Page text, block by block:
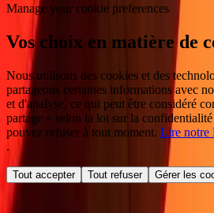
Manage your cookie preferences
Vos choix en matière de
Nous utilisons des cookies et des
partageons certaines informations avec
et d'analyse, ce qui peut être considéré
partage » selon la loi sur la
pouvez refuser à tout moment. Lire notre
.
Tout accepter Tout refuser Gérer les